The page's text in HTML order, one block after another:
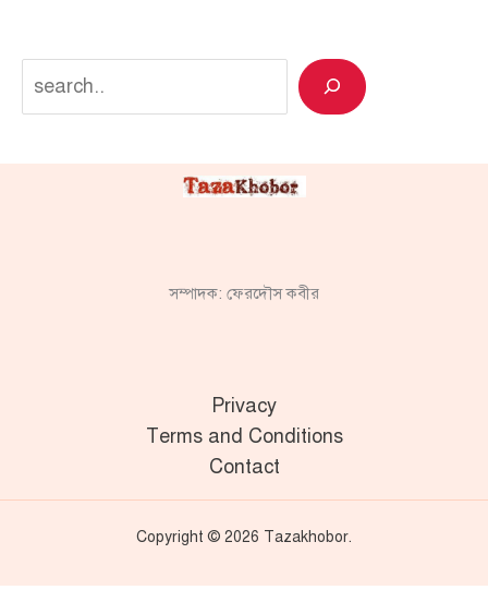
Search
সম্পাদক: ফেরদৌস কবীর
Privacy
Terms and Conditions
Contact
Copyright © 2026 Tazakhobor.